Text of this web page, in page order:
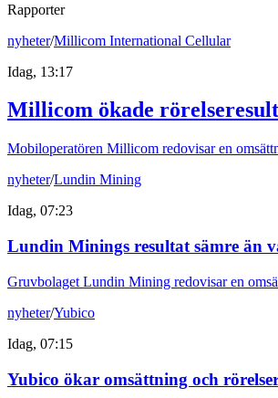
Rapporter
nyheter/Millicom International Cellular
Idag, 13:17
Millicom ökade
Mobiloperatören Millicom redovisar en
nyheter/Lundin Mining
Idag, 07:23
Lundin Minings resultat sämre än
Gruvbolaget Lundin Mining redovisar en
nyheter/Yubico
Idag, 07:15
Yubico ökar omsättning och